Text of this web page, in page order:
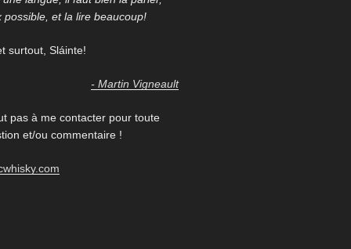
possible, et la lire beaucoup!
surtout, Sláinte!
- Martin Vigneault
pas à me contacter pour toute
et/ou commentaire !